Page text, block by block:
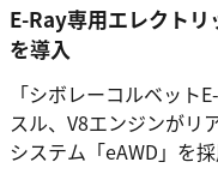
E-Ray専用エレクトリ
を導入
「シボレーコルベット
スル、V8エンジンがリ
システム「eAWD」を採